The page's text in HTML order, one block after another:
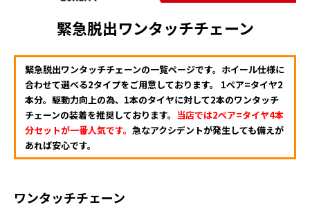
緊急脱出ワンタッチチェーン
緊急脱出ワンタッチチェーンの一覧ページです。ホイール仕様に
合わせて選べる2タイプをご用意しております。 1ペア=タイヤ2
本分。駆動力向上の為、1本のタイヤに対して2本のワンタッチ
チェーンの装着を推奨しております。 当店では2ペア=タイヤ4本
分セットが一番人気です。 急なアクシデントが発生しても備えが
あれば安心です。
ワンタッチチェーン